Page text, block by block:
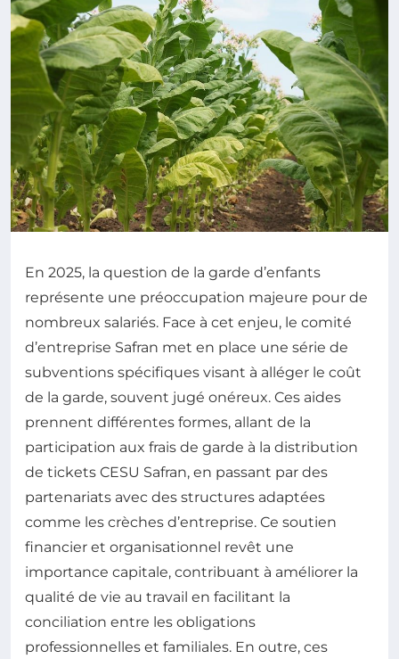
En 2025, la question de la garde d’enfants
représente une préoccupation majeure pour de
nombreux salariés. Face à cet enjeu, le comité
d’entreprise Safran met en place une série de
subventions spécifiques visant à alléger le coût
de la garde, souvent jugé onéreux. Ces aides
prennent différentes formes, allant de la
participation aux frais de garde à la distribution
de tickets CESU Safran, en passant par des
partenariats avec des structures adaptées
comme les crèches d’entreprise. Ce soutien
financier et organisationnel revêt une
importance capitale, contribuant à améliorer la
qualité de vie au travail en facilitant la
conciliation entre les obligations
professionnelles et familiales. En outre, ces